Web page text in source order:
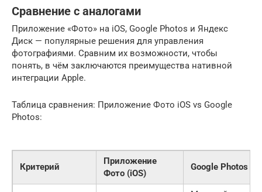
Сравнение с аналогами
Приложение «Фото» на iOS, Google Photos и Яндекс
Диск — популярные решения для управления
фотографиями. Сравним их возможности, чтобы
понять, в чём заключаются преимущества нативной
интеграции Apple.
Таблица сравнения: Приложение Фото iOS vs Google
Photos:
Критерий
Приложение
Фото (iOS)
Google Photos